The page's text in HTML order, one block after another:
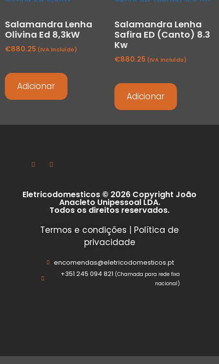
Salamandra Lenha
Olivina Ed 8,3kW
€880.25 (IVA Incluído)
Adicionar
Salamandra Lenha
Safira ED (Canto) 8.3
Kw
€880.25 (IVA Incluído)
Adicionar
Eletricodomesticos © 2026 Copyright João
Anacleto Unipessoal LDA.
Todos os direitos reservados.
Termos e condições | Política de
privacidade
encomendas@eletricodomesticos.pt
+351 245 094 821 (Chamada para rede fixa
nacional)